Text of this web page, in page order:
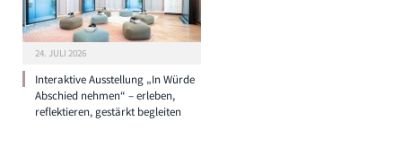
24. JULI 2026
Interaktive Ausstellung „In Würde
Abschied nehmen“ – erleben,
reflektieren, gestärkt begleiten